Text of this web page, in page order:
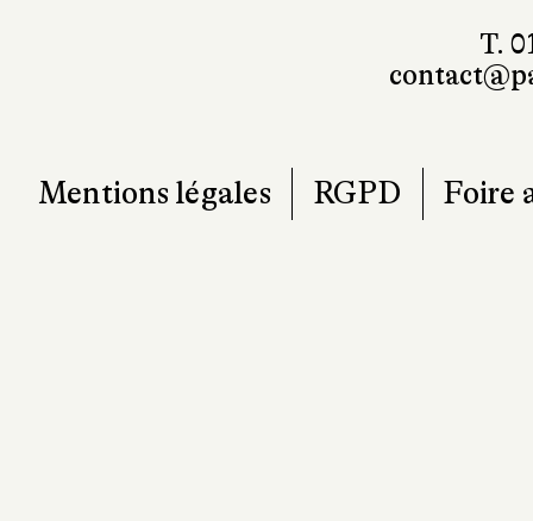
T.
Mentions légales RGPD Foire